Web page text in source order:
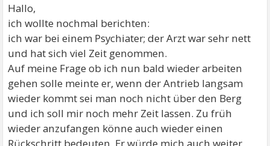
Hallo,
ich wollte nochmal berichten:
ich war bei einem Psychiater; der Arzt war sehr nett
und hat sich viel Zeit genommen.
Auf meine Frage ob ich nun bald wieder arbeiten
gehen solle meinte er, wenn der Antrieb langsam
wieder kommt sei man noch nicht über den Berg
und ich soll mir noch mehr Zeit lassen. Zu früh
wieder anzufangen könne auch wieder einen
Rückschritt bedeuten. Er würde mich auch weiter